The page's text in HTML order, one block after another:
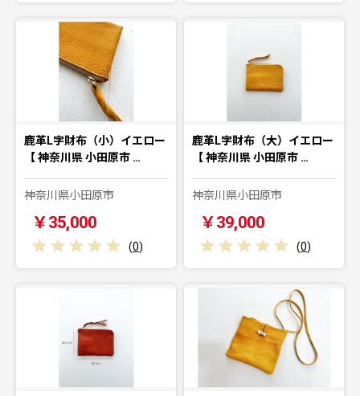
鹿革L字財布（小）イエロー
【 神奈川県 小田原市 …
神奈川県小田原市
￥35,000
(0)
鹿革L字財布（大）イエロー
【 神奈川県 小田原市 …
神奈川県小田原市
￥39,000
(0)